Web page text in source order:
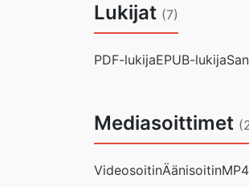
Lukijat (7)
PDF-lukijaEPUB-lukija
Mediasoittimet
VideosoitinÄänisoitin